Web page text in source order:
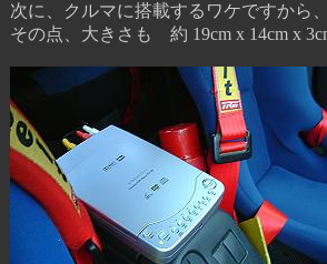
次に、クルマに搭載するワケですから
その点、大きさも 約 19cm x 14cm x